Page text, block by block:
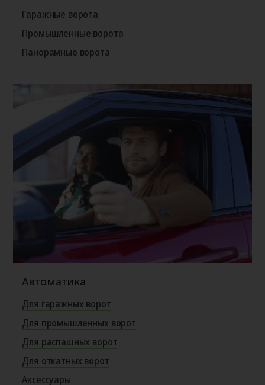
Гаражные ворота
Промышленные ворота
Панорамные ворота
Автоматика
Для гаражных ворот
Для промышленных ворот
Для распашных ворот
Для откатных ворот
Аксессуары